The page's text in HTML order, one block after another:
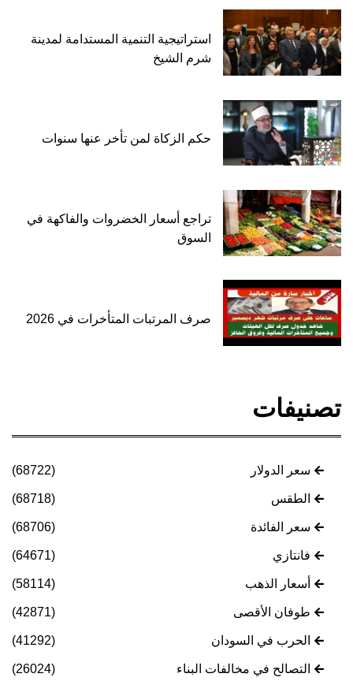
استراتيجية التنمية المستدامة لمدينة
شرم الشيخ
حكم الزكاة لمن تأخر عنها سنوات
تراجع أسعار الخضروات والفاكهة في
السوق
صرف المرتبات المتأخرات في 2026
تصنيفات
سعر الدولار (68722)
الطقس (68718)
سعر الفائدة (68706)
فانتازي (64671)
أسعار الذهب (58114)
طوفان الأقصى (42871)
الحرب في السودان (41292)
التصالح في مخالفات البناء (26024)